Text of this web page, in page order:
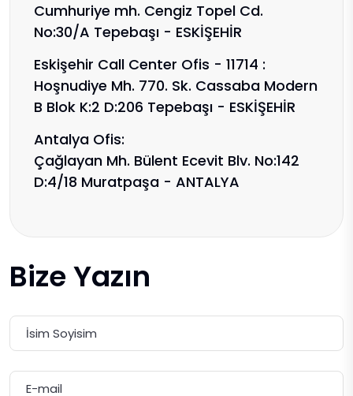
Cumhuriye mh. Cengiz Topel Cd.
No:30/A Tepebaşı - ESKİŞEHİR
Eskişehir Call Center Ofis - 11714 :
Hoşnudiye Mh. 770. Sk. Cassaba Modern
B Blok K:2 D:206 Tepebaşı - ESKİŞEHİR
Antalya Ofis:
Çağlayan Mh. Bülent Ecevit Blv. No:142
D:4/18 Muratpaşa - ANTALYA
Bize Yazın